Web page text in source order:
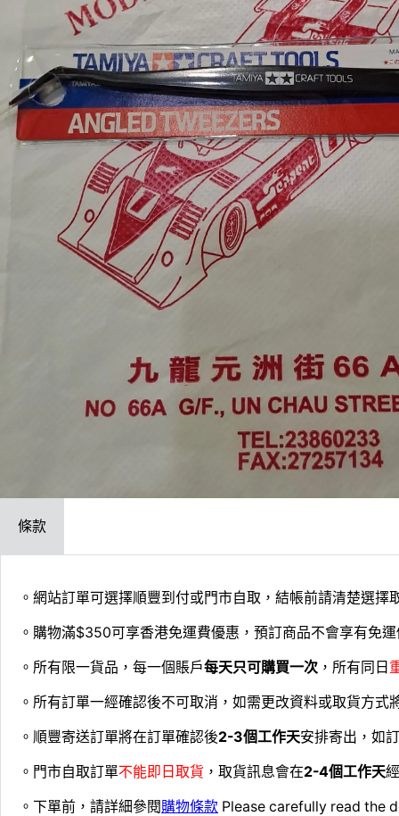
條款
。網站訂單可選擇順豐到付或門市自取，結帳前請清楚選擇
。購物滿$350可享香港免運費優惠，預訂商品不會享有免
。所有限一貨品，每一個賬戶每天只可購買一次 ，所有同日
。所有訂單一經確認後不可取消，如需更改資料或取貨方式
。順豐寄送訂單將在訂單確認後2-3個工作天安排寄出，如
。門市自取訂單不能即日取貨 ，取貨訊息會在2-4個工作天
。下單前，請詳細參閱購物條款 Please carefully read the